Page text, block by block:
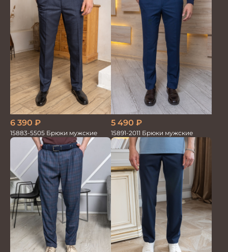
6 390 ₽
15883-5505 Брюки мужские
5 490 ₽
15891-2011 Брюки мужские